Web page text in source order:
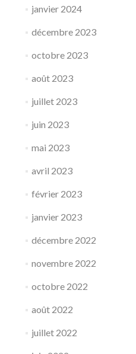
janvier 2024
décembre 2023
octobre 2023
août 2023
juillet 2023
juin 2023
mai 2023
avril 2023
février 2023
janvier 2023
décembre 2022
novembre 2022
octobre 2022
août 2022
juillet 2022